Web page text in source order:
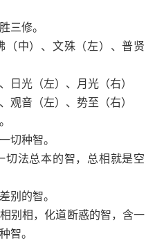
修。
中）、文殊（左）、普贤
光（左）、月光（右）
音（左）、势至（右）
种智。
法总本的智，总相就是空
的智。
相，化道断惑的智，含一
智。